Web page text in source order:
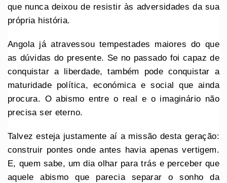
que nunca deixou de resistir às adversidades da sua
própria história.
Angola já atravessou tempestades maiores do que
as dúvidas do presente. Se no passado foi capaz de
conquistar a liberdade, também pode conquistar a
maturidade política, económica e social que ainda
procura. O abismo entre o real e o imaginário não
precisa ser eterno.
Talvez esteja justamente aí a missão desta geração:
construir pontes onde antes havia apenas vertigem.
E, quem sabe, um dia olhar para trás e perceber que
aquele abismo que parecia separar o sonho da